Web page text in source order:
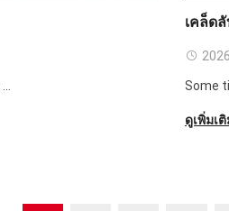
เคล็ด
Some
ดูเพิ่มเ